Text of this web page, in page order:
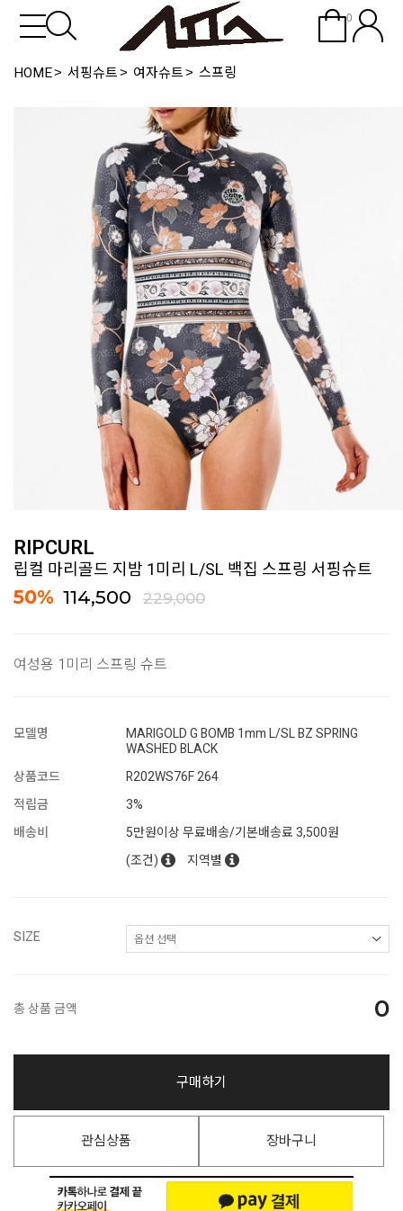
0
HOME 서핑슈트 여자슈트 스프링
RIPCURL
립컬 마리골드 지밤 1미리 L/SL 백집 스프링 서핑슈트
50% 114,500 229,000
여성용 1미리 스프링 슈트
모델명
MARIGOLD G BOMB 1mm L/SL BZ SPRING
WASHED BLACK
상품코드
R202WS76F 264
적립금
3%
배송비
5만원이상 무료배송/기본배송료 3,500원
(조건)
지역별
SIZE
총 상품 금액 0
구매하기
관심상품 장바구니